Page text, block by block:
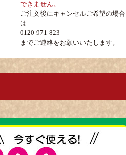
できません。
ご注文後にキャンセルご希望の場合
は
0120-971-823
までご連絡をお願いいたします。